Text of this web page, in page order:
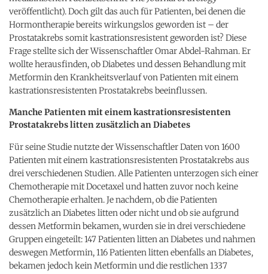
veröffentlicht). Doch gilt das auch für Patienten, bei denen die
Hormontherapie bereits wirkungslos geworden ist – der
Prostatakrebs somit kastrationsresistent geworden ist? Diese
Frage stellte sich der Wissenschaftler Omar Abdel-Rahman. Er
wollte herausfinden, ob Diabetes und dessen Behandlung mit
Metformin den Krankheitsverlauf von Patienten mit einem
kastrationsresistenten Prostatakrebs beeinflussen.
Manche Patienten mit einem kastrationsresistenten
Prostatakrebs litten zusätzlich an Diabetes
Für seine Studie nutzte der Wissenschaftler Daten von 1600
Patienten mit einem kastrationsresistenten Prostatakrebs aus
drei verschiedenen Studien. Alle Patienten unterzogen sich einer
Chemotherapie mit Docetaxel und hatten zuvor noch keine
Chemotherapie erhalten. Je nachdem, ob die Patienten
zusätzlich an Diabetes litten oder nicht und ob sie aufgrund
dessen Metformin bekamen, wurden sie in drei verschiedene
Gruppen eingeteilt: 147 Patienten litten an Diabetes und nahmen
deswegen Metformin, 116 Patienten litten ebenfalls an Diabetes,
bekamen jedoch kein Metformin und die restlichen 1337